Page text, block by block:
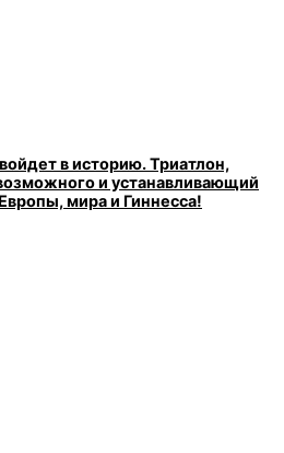
в историю. Триатлон,
и устанавливающий
мира и Гиннесса!